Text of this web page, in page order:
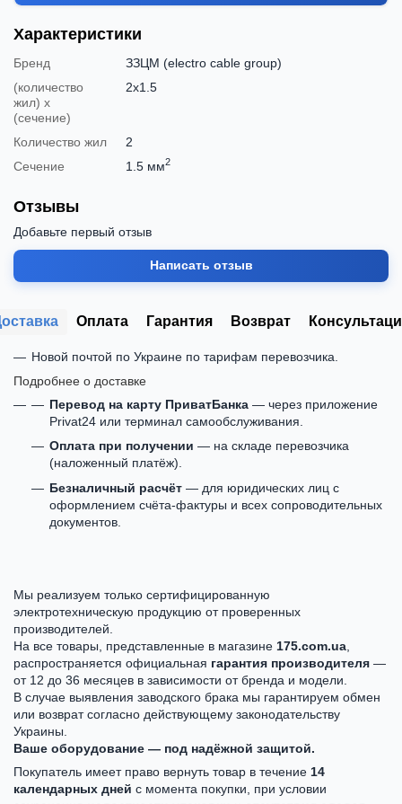
Характеристики
Бренд
ЗЗЦМ (electro cable group)
(количество
жил) х
(сечение)
2х1.5
Количество жил
2
Сечение
1.5 мм2
Отзывы
Добавьте первый отзыв
Написать отзыв
Оплата Гарантия Возврат
Новой почтой по Украине по тарифам перевозчика.
Подробнее о доставке
Перевод на карту ПриватБанка — через приложение
Privat24 или терминал самообслуживания.
Оплата при получении — на складе перевозчика
(наложенный платёж).
Безналичный расчёт — для юридических лиц с
оформлением счёта-фактуры и всех сопроводительных
документов.
Мы реализуем только сертифицированную
электротехническую продукцию от проверенных
производителей.
На все товары, представленные в магазине 175.com.ua
распространяется официальная гарантия производителя —
от 12 до 36 месяцев в зависимости от бренда и модели.
В случае выявления заводского брака мы гарантируем обмен
или возврат согласно действующему законодательству
Украины.
Ваше оборудование — под надёжной защитой.
Покупатель имеет право вернуть товар в течение 14
календарных дней с момента покупки, при условии